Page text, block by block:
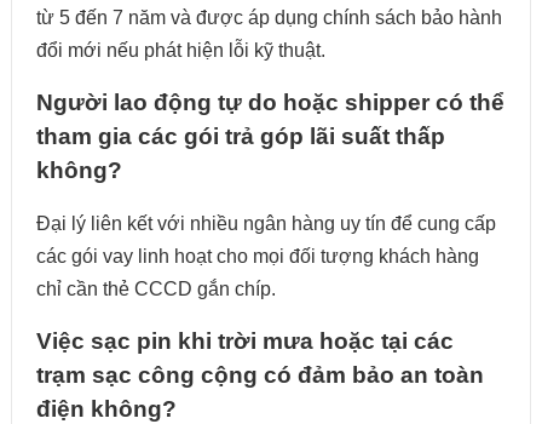
từ 5 đến 7 năm và được áp dụng chính sách bảo hành
đổi mới nếu phát hiện lỗi kỹ thuật.
Người lao động tự do hoặc shipper có thể
tham gia các gói trả góp lãi suất thấp
không?
Đại lý liên kết với nhiều ngân hàng uy tín để cung cấp
các gói vay linh hoạt cho mọi đối tượng khách hàng
chỉ cần thẻ CCCD gắn chíp.
Việc sạc pin khi trời mưa hoặc tại các
trạm sạc công cộng có đảm bảo an toàn
điện không?